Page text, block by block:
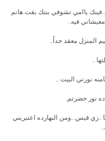
..فينك ياامي تشوفي بنتك بقت هانم
فيه..
المنزل معقد جداً..
..
نورتي البيت ..
نور حضرتم.
..زي قيس...ومن النهارده اعتبريني